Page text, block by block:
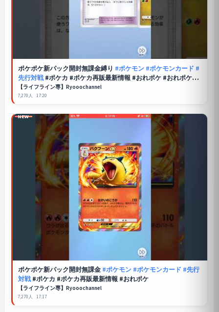
ポケポケ新パック開封無課金縛り #ポケモン #ポケモンカード #
先行対戦#ポケカ #ポケカ再販最新情報 #おれポケ #おれポケ
#pokemon
【ライフライン専】Ryooochannel
7,270人 17:20
ポケポケ新パック開封無課金 #ポケモン #ポケモンカード #先行
対戦#ポケカ #ポケカ再販最新情報 #おれポケ
NEW
【ライフライン専】Ryooochannel
7,270人 17:17